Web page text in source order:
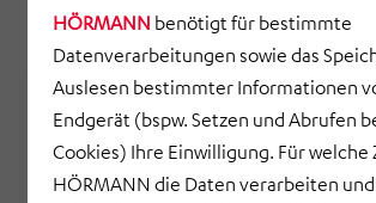
HÖRMANN benötigt für bestimmte
Datenverarbeitungen sowie das
Auslesen bestimmter Informationen
Endgerät (bspw. Setzen und Abrufen
Cookies) Ihre Einwilligung. Für welche
HÖRMANN die Daten verarbeiten